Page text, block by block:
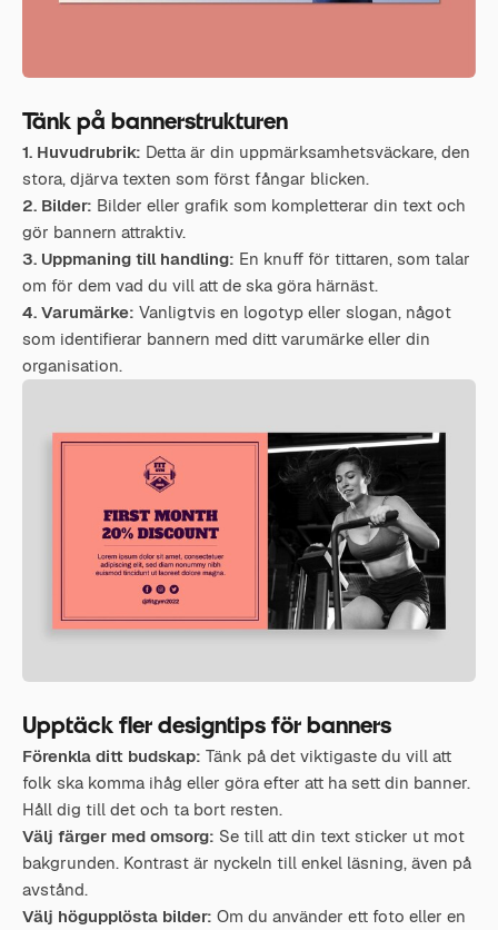
Tänk på bannerstrukturen
1. Huvudrubrik: Detta är din uppmärksamhetsväckare, den
stora, djärva texten som först fångar blicken.
2. Bilder: Bilder eller grafik som kompletterar din text och
gör bannern attraktiv.
3. Uppmaning till handling: En knuff för tittaren, som talar
om för dem vad du vill att de ska göra härnäst.
4. Varumärke: Vanligtvis en logotyp eller slogan, något
som identifierar bannern med ditt varumärke eller din
organisation.
Upptäck fler designtips för banners
Förenkla ditt budskap: Tänk på det viktigaste du vill att
folk ska komma ihåg eller göra efter att ha sett din banner.
Håll dig till det och ta bort resten.
Välj färger med omsorg: Se till att din text sticker ut mot
bakgrunden. Kontrast är nyckeln till enkel läsning, även på
avstånd.
Välj högupplösta bilder: Om du använder ett foto eller en